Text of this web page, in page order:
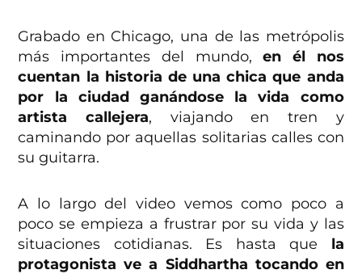
Grabado en Chicago, una de las metrópolis
más importantes del mundo,en él nos
cuentan la historia de una chica que anda
por la ciudad ganándose la vida como
artista callejera, viajando en tren y
caminando por aquellas solitarias calles con
su guitarra.
A lo largo del video vemos como poco a
poco se empieza a frustrar por su vida y las
situaciones cotidianas. Es hasta que la
protagonista ve a Siddhartha tocando en